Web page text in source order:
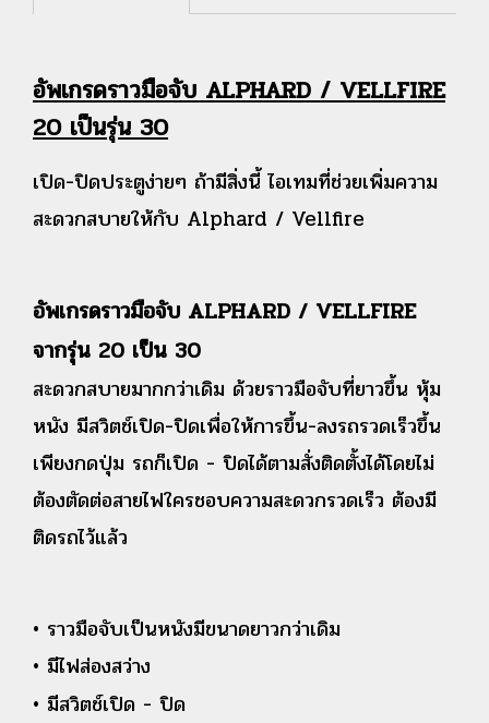
อัพเกรดราวมือจับ ALPHARD / VELLFIRE
20 เป็นรุ่น 30
เปิด-ปิดประตูง่ายๆ ถ้ามีสิ่งนี้ ไอเทมที่ช่วยเพิ่มความ
สะดวกสบายให้กับ Alphard / Vellfire
อัพเกรดราวมือจับ ALPHARD / VELLFIRE
จากรุ่น 20 เป็น 30
สะดวกสบายมากกว่าเดิม ด้วยราวมือจับที่ยาวขึ้น หุ้ม
หนัง มีสวิตช์เปิด-ปิดเพื่อให้การขึ้น-ลงรถรวดเร็วขึ้น
เพียงกดปุ่ม รถก็เปิด - ปิดได้ตามสั่งติดตั้งได้โดยไม่
ต้องตัดต่อสายไฟใครชอบความสะดวกรวดเร็ว ต้องมี
ติดรถไว้แล้ว
• ราวมือจับเป็นหนังมีขนาดยาวกว่าเดิม
• มีไฟส่องสว่าง
• มีสวิตช์เปิด - ปิด